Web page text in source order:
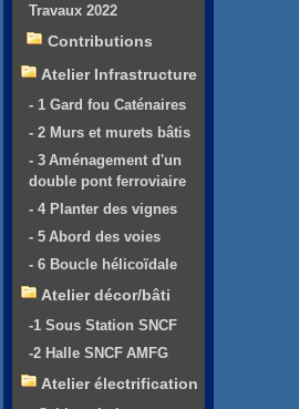
Travaux 2022
Contributions
Atelier Infrastructure
- 1 Gard fou Caténaires
- 2 Murs et murets bâtis
- 3 Aménagement d'un
double pont ferroviaire
- 4 Planter des vignes
- 5 Abord des voies
- 6 Boucle hélicoïdale
Atelier décor/bâti
-1 Sous Station SNCF
-2 Halle SNCF AMFG
Atelier électrification